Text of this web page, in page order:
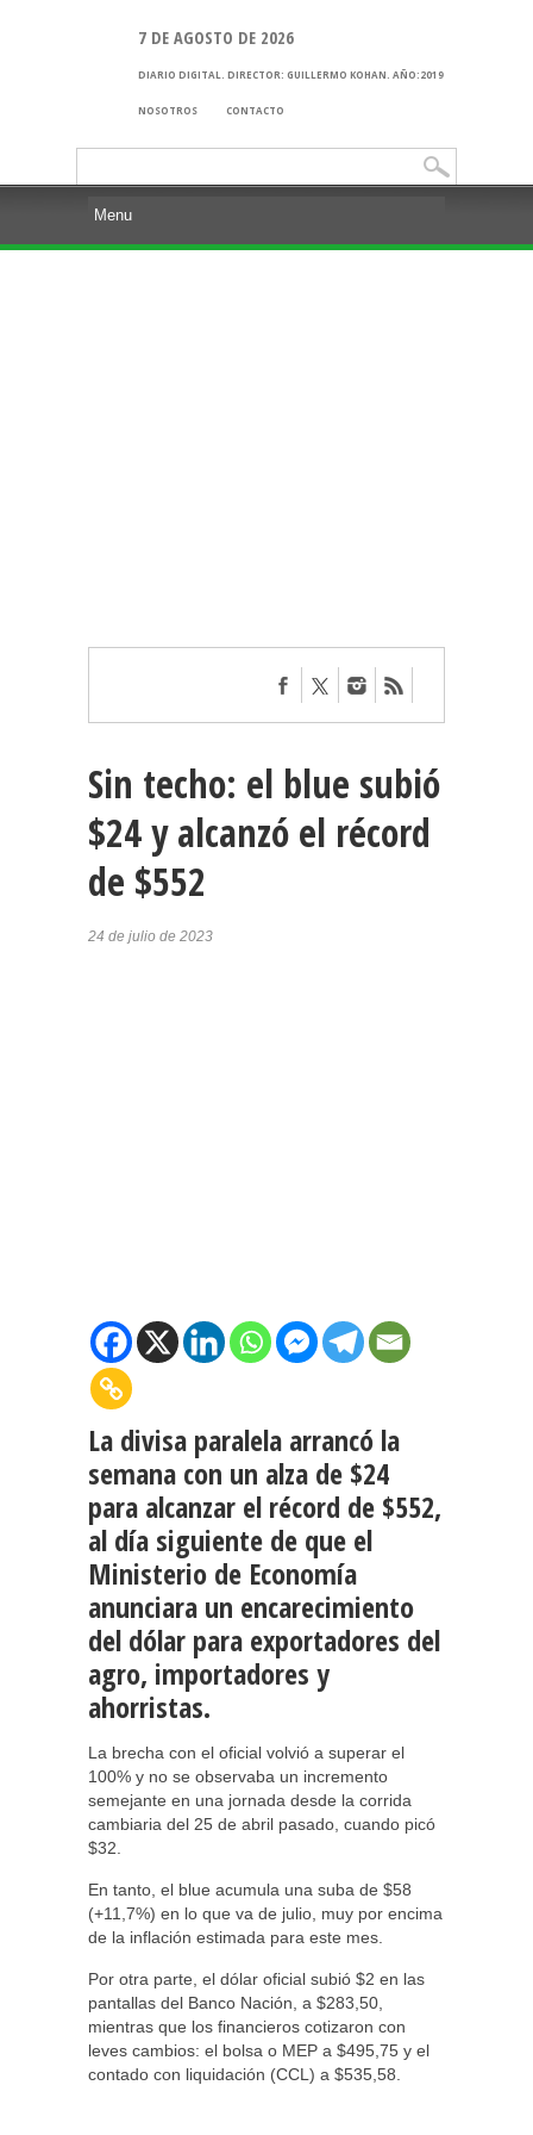
7 DE AGOSTO DE 2026
DIARIO DIGITAL. DIRECTOR: GUILLERMO KOHAN. AÑO:2019
NOSOTROS CONTACTO
Sin techo: el blue subió
$24 y alcanzó el récord
de $552
24 de julio de 2023
La divisa paralela arrancó la
semana con un alza de $24
para alcanzar el récord de $552,
al día siguiente de que el
Ministerio de Economía
anunciara un encarecimiento
del dólar para exportadores del
agro, importadores y
ahorristas.
La brecha con el oficial volvió a superar el
100% y no se observaba un incremento
semejante en una jornada desde la corrida
cambiaria del 25 de abril pasado, cuando picó
$32.
En tanto, el blue acumula una suba de $58
(+11,7%) en lo que va de julio, muy por encima
de la inflación estimada para este mes.
Por otra parte, el dólar oficial subió $2 en las
pantallas del Banco Nación, a $283,50,
mientras que los financieros cotizaron con
leves cambios: el bolsa o MEP a $495,75 y el
contado con liquidación (CCL) a $535,58.